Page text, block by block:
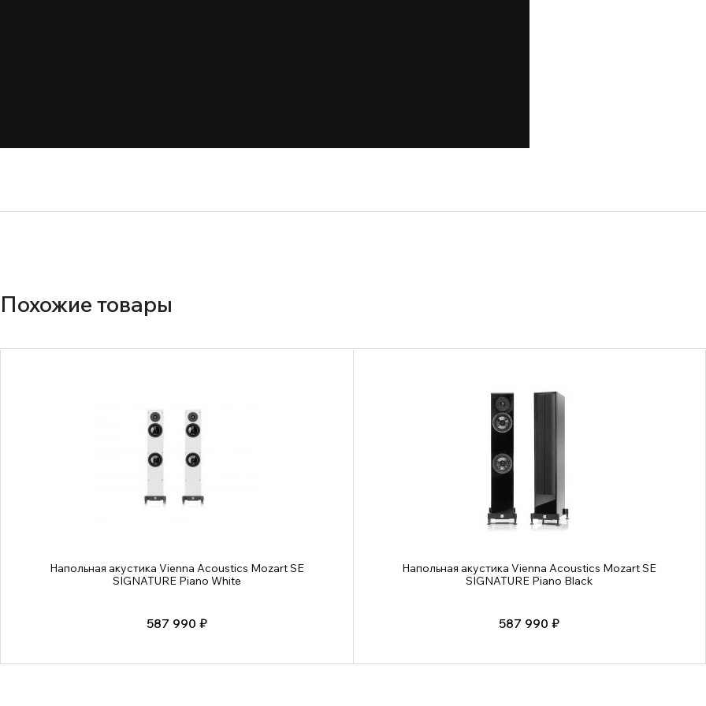
Похожие товары
Напольная акустика Vienna Acoustics Mozart SE
SIGNATURE Piano White
587 990 ₽
Напольная акустика Vienna Acoustics Mozart SE
SIGNATURE Piano Black
587 990 ₽